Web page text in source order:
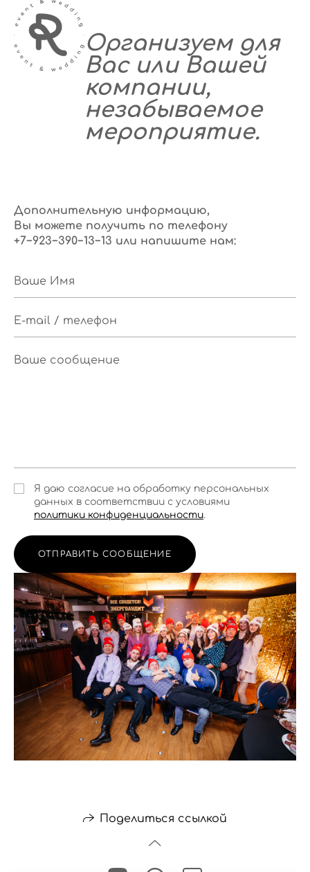
Организуем для
Вас или Вашей
компании,
незабываемое
мероприятие.
Дополнительную информацию,
Вы можете получить по телефону
+7−923−390−13−13 или напишите нам:
Я даю согласие на обработку персональных
данных в соответствии с условиями
политики конфиденциальности.
ОТПРАВИТЬ СООБЩЕНИЕ
Поделиться ссылкой